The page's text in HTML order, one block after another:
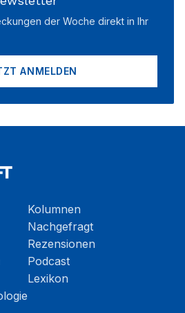
der Woche direkt in Ihr
ANMELDEN
Kolumnen
Nachgefragt
Rezensionen
Podcast
Lexikon